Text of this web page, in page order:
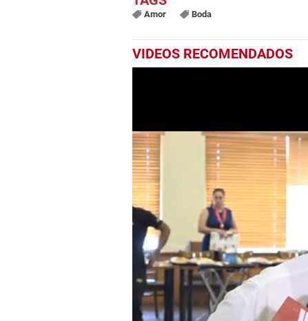
Amor Boda
VIDEOS RECOMENDADOS